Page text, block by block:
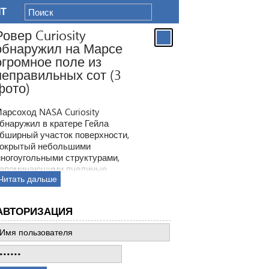
Curiosity
на Марсе
поле из
сот (3
NASA Curiosity
в кратере Гейла
участок поверхности,
небольшими
структурами,
пчелиные
Ранее ровер находил
все предыдущее такие
дальше